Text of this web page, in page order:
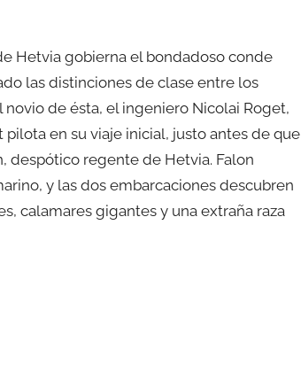
Hetvia gobierna el bondadoso conde
las distinciones de clase entre los
novio de ésta, el ingeniero Nicolai Roget,
en su viaje inicial, justo antes de que
despótico regente de Hetvia. Falon
y las dos embarcaciones descubren
calamares gigantes y una extraña raza